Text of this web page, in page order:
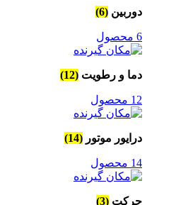
دوربین (6)
6 محصول
دما و رطویت (12)
12 محصول
درایور موتور (14)
14 محصول
حرکت (3)